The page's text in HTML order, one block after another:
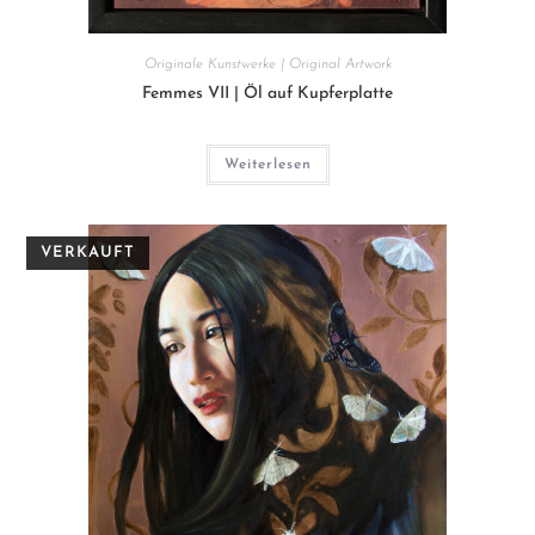
Originale Kunstwerke | Original Artwork
Femmes VII | Öl auf Kupferplatte
Weiterlesen